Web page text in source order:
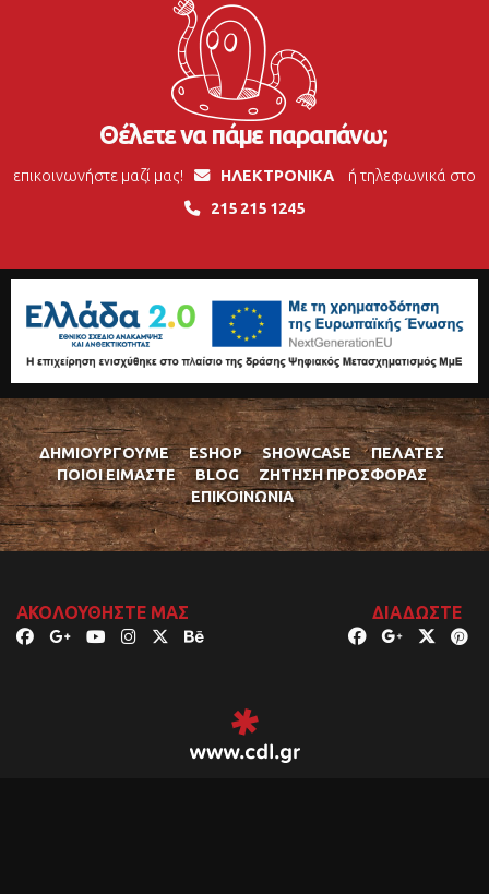
Θέλετε να πάμε παραπάνω;
επικοινωνήστε μαζί μας! ΗΛΕΚΤΡΟΝΙΚΑ
ή τηλεφωνικά στο
215 215 1245
ΔΗΜΙΟΥΡΓΟΎΜΕ ESHOP SHOWCASE
ΠΕΛΆΤΕΣ
ΠΟΙΟΊ ΕΊΜΑΣΤΕ
BLOG
ΖΉΤΗΣΗ ΠΡΟΣΦΟΡΆΣ
ΕΠΙΚΟΙΝΩΝΊΑ
ΑΚΟΛΟΥΘΉΣΤΕ ΜΑΣ ΔΙΑΔΏΣΤΕ